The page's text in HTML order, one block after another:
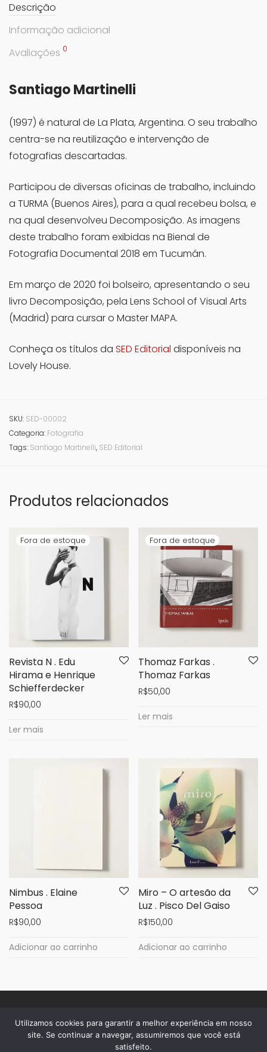
Descrição
Informação adicional
Avaliações 0
Santiago Martinelli
(1997) é natural de La Plata, Argentina. O seu trabalho
centra-se na reutilização e intervenção de
fotografias descartadas.
Participou de diversas oficinas de trabalho, incluindo
a TURMA (Buenos Aires), para a qual recebeu bolsa, e
na qual desenvolveu Decomposição. As imagens
deste trabalho foram exibidas na Bienal de
Fotografia Documental 2018 em Tucumán.
Em março de 2020 foi bolseiro, apresentando o seu
livro Decomposição, pela Lens School of Visual Arts
(Madrid) para cursar o Master MAPA.
Conheça os títulos da SED Editorial disponíveis na
Lovely House.
SKU: SED-00002
Categoria: Fotografia
Tags: Santiago Martinelli, SED Editorial
Produtos relacionados
Revista N . Edu
Hirama e Henrique
Schiefferdecker
R$90,00
Ler mais
Thomaz Farkas .
Thomaz Farkas
R$50,00
Ler mais
Nimbus . Elaine
Pessoa
R$90,00
Adicionar ao carrinho
Miro – O artesão da
Luz . Pisco Del Gaiso
R$150,00
Adicionar ao carrinho
sobre a casa
Utilizamos cookies para garantir a melhor experiência em nosso
site. Se continuar a navegar, assumiremos que você está
satisfeito.